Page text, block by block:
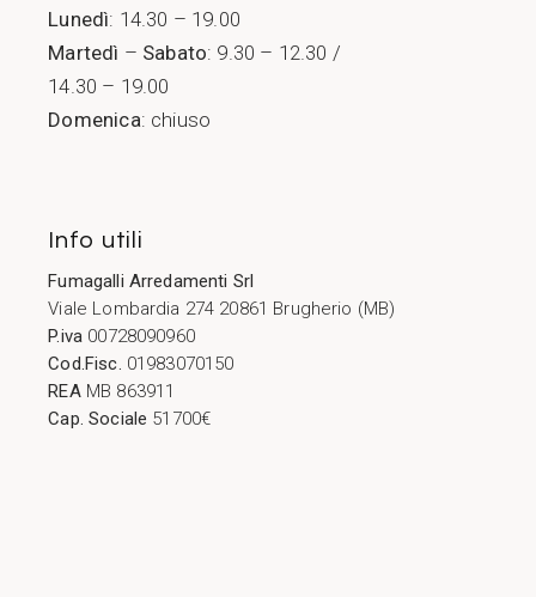
Lunedì: 14.30 – 19.00
Martedì – Sabato: 9.30 – 12.30 /
14.30 – 19.00
Domenica: chiuso
Info utili
Fumagalli Arredamenti Srl
Viale Lombardia 274 20861 Brugherio (MB)
P.iva 00728090960
Cod.Fisc. 01983070150
REA MB 863911
Cap. Sociale 51700€